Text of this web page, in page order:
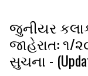
જુનીયર
જાહેરાત:
સુચના -